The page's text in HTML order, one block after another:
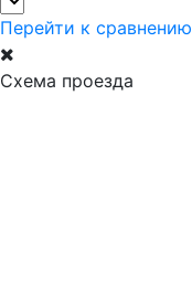
Перейти к сравнению
Схема проезда